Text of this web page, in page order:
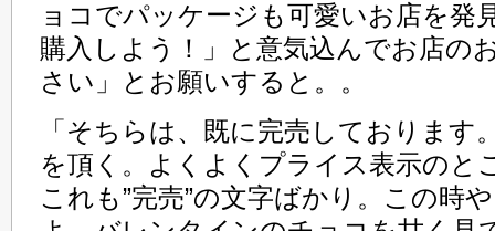
ョコでパッケージも可愛いお店を発
購入しよう！」と意気込んでお店の
さい」とお願いすると。。
「そちらは、既に完売しております
を頂く。よくよくプライス表示のと
これも”完売”の文字ばかり。この時